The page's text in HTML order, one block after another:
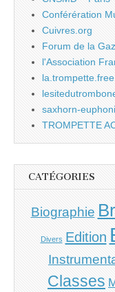
Conférération
Cuivres.org
Forum de la
l'Association
saxhorn-
TROMPETTE
CATÉGORIES
Biographie
Divers Edition
Classes